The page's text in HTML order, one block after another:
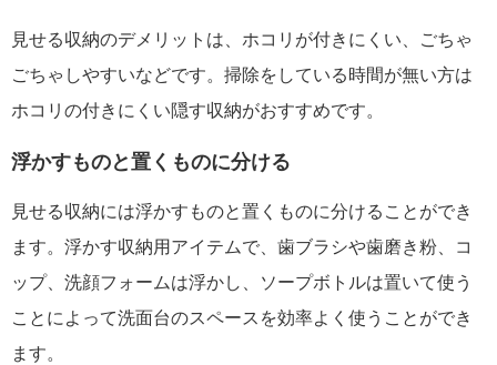
見せる収納のデメリットは、ホコリが付きにくい、ごちゃ
ごちゃしやすいなどです。掃除をしている時間が無い方は
ホコリの付きにくい隠す収納がおすすめです。
浮かすものと置くものに分ける
見せる収納には浮かすものと置くものに分けることができ
ます。浮かす収納用アイテムで、歯ブラシや歯磨き粉、コ
ップ、洗顔フォームは浮かし、ソープボトルは置いて使う
ことによって洗面台のスペースを効率よく使うことができ
ます。